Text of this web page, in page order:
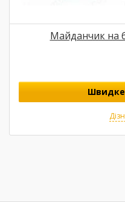
Майданчик на
Швидке